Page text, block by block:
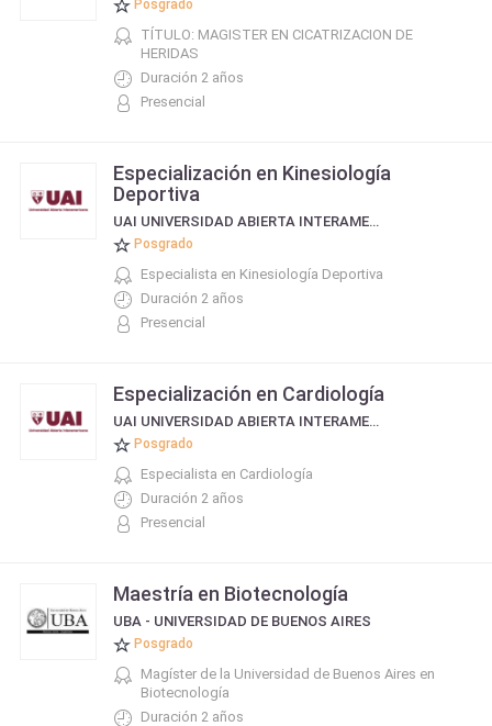
Posgrado
TÍTULO: MAGISTER EN CICATRIZACION DE
HERIDAS
Duración 2 años
Presencial
Especialización en Kinesiología
Deportiva
UAI UNIVERSIDAD ABIERTA INTERAMERICANA
Posgrado
Especialista en Kinesiología Deportiva
Duración 2 años
Presencial
Especialización en Cardiología
UAI UNIVERSIDAD ABIERTA INTERAMERICANA
Posgrado
Especialista en Cardiología
Duración 2 años
Presencial
Maestría en Biotecnología
UBA - UNIVERSIDAD DE BUENOS AIRES
Posgrado
Magíster de la Universidad de Buenos Aires en
Biotecnología
Duración 2 años